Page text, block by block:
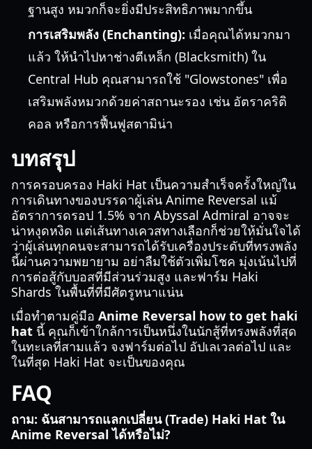
ฐานสูง หมวกก็จะยิ่งมีประสิทธิภาพมากขึ้น
การเสริมพลัง (Enchanting): เมื่อคุณได้หมวกมา
แล้ว ให้นำไปหาช่างตีเหล็ก (Blacksmith) ใน
Central Hub คุณสามารถใช้ "Glowstones" เพื่อ
เสริมพลังหมวกด้วยค่าสถานะรอง เช่น อัตราคริติ
คอล หรือการฟื้นฟูสตามิน่า
บทสรุป
การครอบครอง Haki Hat เป็นความสำเร็จครั้งใหญ่ใน
การเดินทางของบรรดาผู้เล่น Anime Reversal แม้
อัตราการดรอป 1.5% จาก Abyssal Admiral อาจจะ
น่าหงุดหงิด แต่เส้นทางเควสทางเลือกก็ช่วยให้มั่นใจได้
ว่าผู้เล่นทุกคนจะสามารถได้รับเครื่องประดับที่ทรงพลัง
นี้ผ่านความพยายาม อย่าลืมใช้ตัวเพิ่มโชค มุ่งเน้นไปที่
การต่อสู้กับบอสที่มีส่วนร่วมสูง และฟาร์ม Haki
Shards ในพื้นที่ที่มีศัตรูหนาแน่น
เมื่อทำตามคู่มือ Anime Reversal how to get haki
hat นี้ คุณก็เข้าใกล้การเป็นหนึ่งในนักสู้ที่ทรงพลังที่สุด
ในทะเลที่สามแล้ว จงฟาร์มต่อไป อัปเลเวลต่อไป และ
ในที่สุด Haki Hat จะเป็นของคุณ
FAQ
ถาม: ฉันสามารถแลกเปลี่ยน (Trade) Haki Hat ใน
Anime Reversal ได้หรือไม่?